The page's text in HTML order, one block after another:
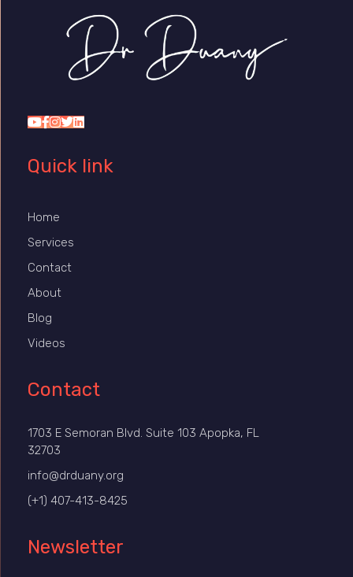
Quick link
Home
Services
Contact
About
Blog
Videos
Contact
1703 E Semoran Blvd. Suite 103 Apopka, FL
32703
info@drduany.org
(+1) 407-413-8425
Newsletter